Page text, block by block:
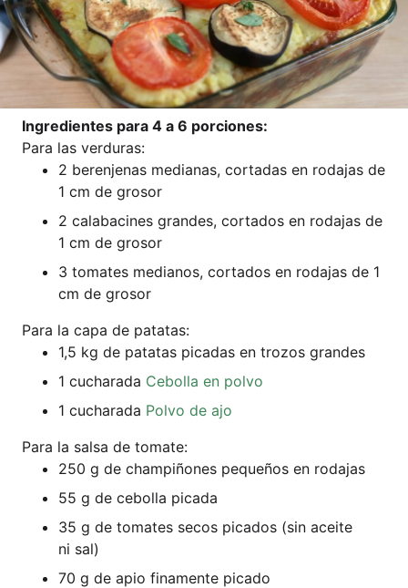
Ingre­di­en­tes para 4 a 6 porciones:
Para las verduras:
2 beren­je­nas media­nas, cor­ta­das en roda­jas de
1 cm de grosor
2 cala­ba­ci­n­es gran­des, cor­ta­dos en roda­jas de
1 cm de grosor
3 toma­tes media­nos, cor­ta­dos en roda­jas de 1
cm de grosor
Para la capa de patatas:
1,5 kg de pata­tas pica­das en tro­zos grandes
1 cucha­ra­da Cebol­la en polvo
1 cucha­ra­da Pol­vo de ajo
Para la sal­sa de tomate:
250 g de cham­pi­ño­nes peque­ños en rodajas
55 g de cebol­la picada
35 g de toma­tes secos pica­dos (sin acei­te
ni sal)
70 g de apio fina­men­te picado